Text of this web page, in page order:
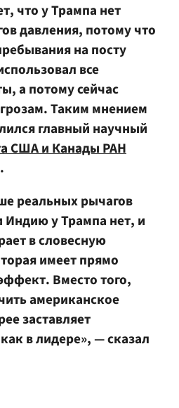
что у Трампа нет
давления, потому что
на посту
все
а потому сейчас
Таким мнением
главный научный
США и Канады РАН
.
реальных рычагов
Индию у Трампа нет, и
в словесную
имеет прямо
Вместо того,
американское
заставляет
в лидере», — сказал